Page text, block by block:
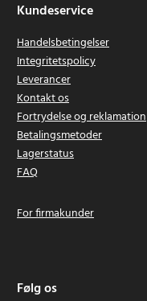
Kundeservice
Handelsbetingelser
Integritetspolicy
Leverancer
Kontakt os
Fortrydelse og reklamation
Betalingsmetoder
Lagerstatus
FAQ
For firmakunder
Følg os